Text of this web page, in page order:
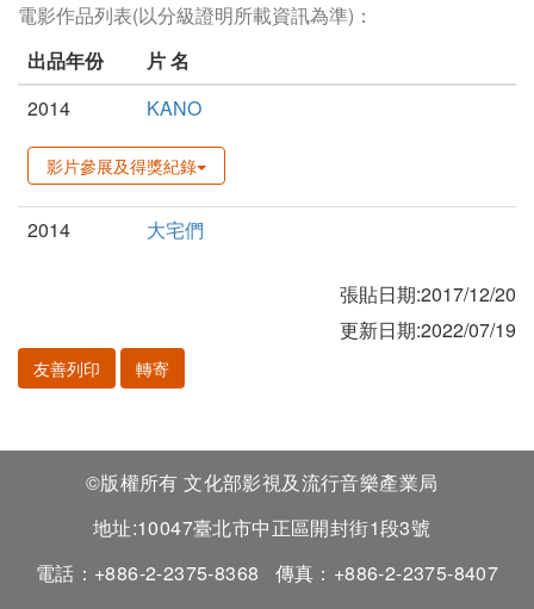
電影作品列表(以分級證明所載資訊為準)：
出品年份
片 名
2014
KANO
影片參展及得獎紀錄
2014 大宅們
張貼日期:2017/12/20
更新日期:2022/07/19
友善列印 轉寄
©版權所有 文化部影視及流行音樂產業局
地址:10047臺北市中正區開封街1段3號
電話：+886-2-2375-8368
傳真：+886-2-2375-8407